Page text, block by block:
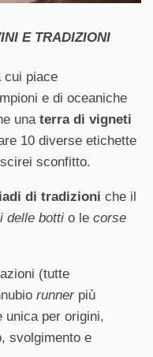
E TRADIZIONI
cui piace
e di oceaniche
una terra di vigneti
10 diverse etichette
sconfitto.
di tradizioni che il
delle botti o le corse
(tutte
runner più
unica per origini,
svolgimento e